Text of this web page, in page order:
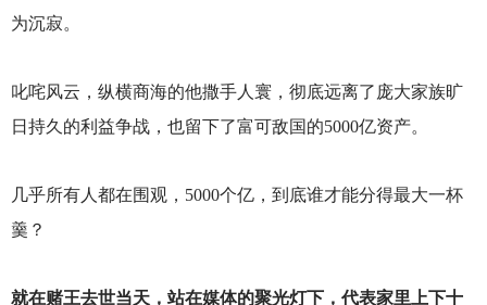
为沉寂。
叱咤风云，纵横商海的他撒手人寰，彻底远离了庞大家族旷
日持久的利益争战，也留下了富可敌国的5000亿资产。
几乎所有人都在围观，5000个亿，到底谁才能分得最大一杯
羹？
就在赌王去世当天，站在媒体的聚光灯下，代表家里上下十